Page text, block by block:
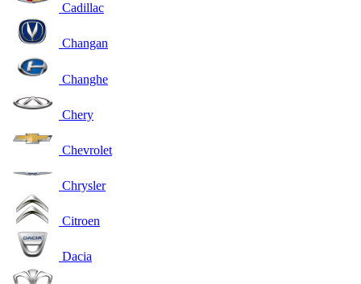
Cadillac
Changan
Changhe
Chery
Chevrolet
Chrysler
Citroen
Dacia